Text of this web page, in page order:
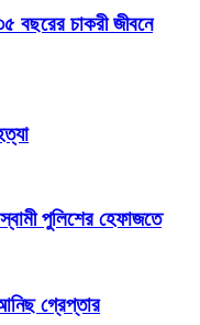
বছরের চাকরী জীবনে
পুলিশের হেফাজতে
গ্রেপ্তার